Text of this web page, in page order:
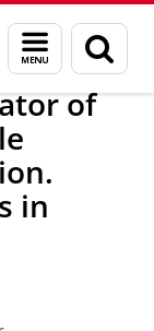
Menu
en
zoeken
of
in